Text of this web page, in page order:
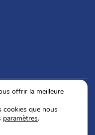
offrir la meilleure
cookies que nous
paramètres.